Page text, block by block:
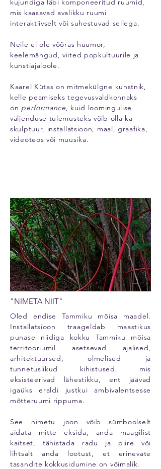
kujundiga läbi komponeeritud ruumid,
mis kaasavad avalikku ruumi
interaktiivselt või suhestuvad sellega.
Neile ei ole võõras huumor,
keelemängud, viited popkultuurile ja
kunstiajaloole.
Kaarel Kütas on mitmekülgne kunstnik,
kelle peamiseks tegevusvaldkonnaks
on performance, kuid loomingulise
väljenduse tulemusteks võib olla ka
skulptuur, installatsioon, maal, graafika,
videoteos või muusika.
"NIMETA NIIT"
Oled endise Tammiku mõisa maadel.
Installatsioon traageldab maastikus
punase niidiga kokku Tammiku mõisa
territooriumil asetsevad ajalised,
arhitektuursed, olmelised ja
tunnetuslikud kihistused, mis
eksisteerivad lähestikku, ent jäävad
igaüks eraldi justkui ambivalentsesse
mõtteruumi rippuma.
See nimetu joon võib sümboolselt
aidata mitte eksida, anda maagilist
kaitset, tähistada radu ja piire või
lihtsalt anda lootust, et erinevate
tasandite kokkusidumine on võimalik.